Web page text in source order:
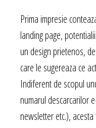
Prima impresie
landing page,
un design prietenos,
care le sugereaza ce
Indiferent de scopul
numarul descarcarilor
newsletter etc.),